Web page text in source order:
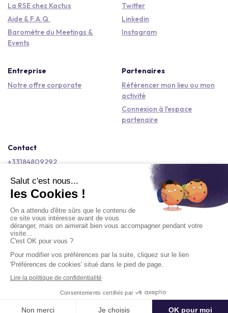
Demander un devis
Délai moyen de réponse : Moins de 4h
La RSE chez Kactus
Aide & F.A.Q.
Baromètre du Meetings &
Events
Twitter
Linkedin
Instagram
Entreprise
Notre offre corporate
Partenaires
Référencer mon lieu ou mon
activité
Connexion à l'espace
partenaire
Contact
+33184809292
Copyright © 2026 Kactus Tous droits réservés
Conditions générales d'utilisation
Mentions légales
Signaler un contenu